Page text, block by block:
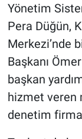
Yönetim
Pera Düğün,
Merkezi’nde
Başkanı
başkan
hizmet veren
denetim